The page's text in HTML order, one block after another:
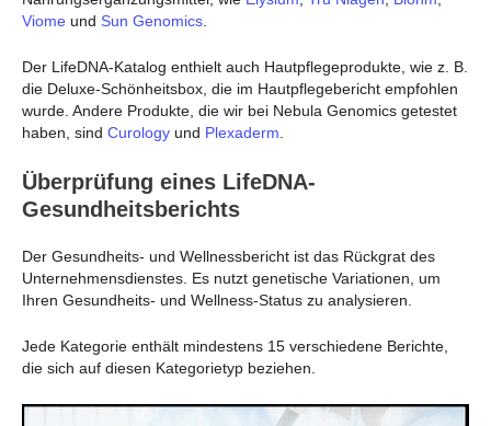
Viome und Sun Genomics
Der LifeDNA-Katalog enthielt auch Hautpflegeprodukte, wie z. B.
die Deluxe-Schönheitsbox, die im Hautpflegebericht empfohlen
wurde. Andere Produkte, die wir bei Nebula Genomics getestet
haben, sind Curology und Plexaderm.
Überprüfung eines LifeDNA-
Gesundheitsberichts
Der Gesundheits- und Wellnessbericht ist das Rückgrat des
Unternehmensdienstes. Es nutzt genetische Variationen, um
Ihren Gesundheits- und Wellness-Status zu analysieren.
Jede Kategorie enthält mindestens 15 verschiedene Berichte,
die sich auf diesen Kategorietyp beziehen.